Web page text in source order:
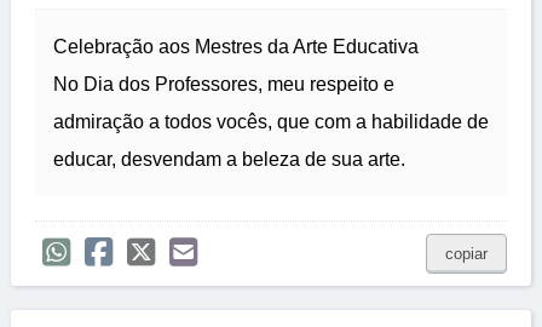
Celebração aos Mestres da Arte Educativa
No Dia dos Professores, meu respeito e
admiração a todos vocês, que com a habilidade de
educar, desvendam a beleza de sua arte.
copiar